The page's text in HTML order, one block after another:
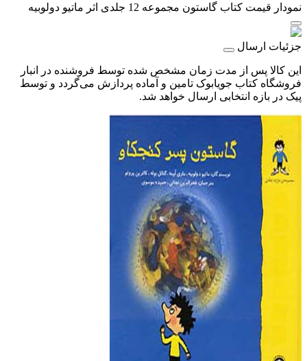
نمودار قیمت کتاب گاستون مجموعه 12 جلدی اثر ماتیو دولوبیه
جزئیات ارسال
این کالا پس از مدت زمان مشخص شده توسط فروشنده در انبار
فروشگاه کتاب جویابوک تامین و آماده پردازش می‌گردد و توسط
پیک در بازه انتخابی ارسال خواهد شد.